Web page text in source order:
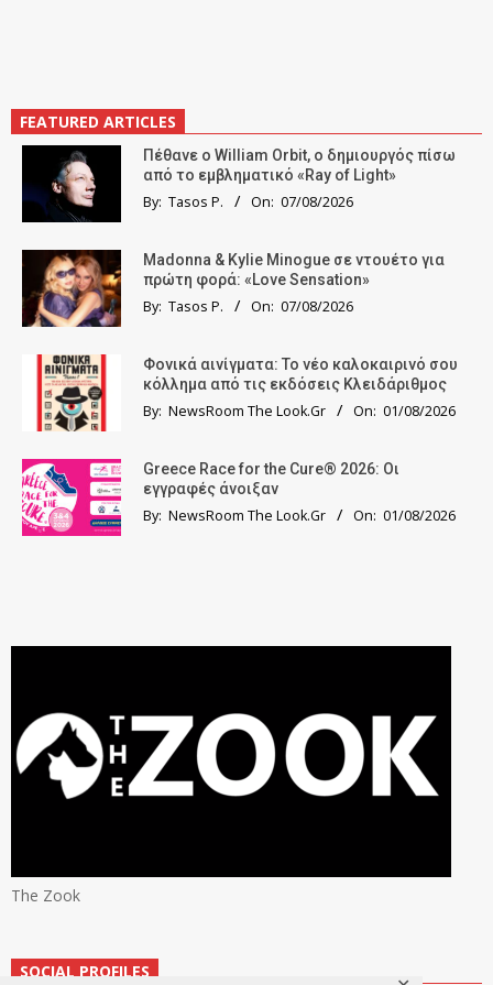
FEATURED ARTICLES
Πέθανε ο William Orbit, ο δημιουργός πίσω
από το εμβληματικό «Ray of Light»
By: Tasos P. On: 07/08/2026
Madonna & Kylie Minogue σε ντουέτο για
πρώτη φορά: «Love Sensation»
By: Tasos P. On: 07/08/2026
Φονικά αινίγματα: Το νέο καλοκαιρινό σου
κόλλημα από τις εκδόσεις Κλειδάριθμος
By: NewsRoom The Look.Gr On: 01/08/2026
Greece Race for the Cure® 2026: Οι
εγγραφές άνοιξαν
By: NewsRoom The Look.Gr On: 01/08/2026
The Zook
SOCIAL PROFILES